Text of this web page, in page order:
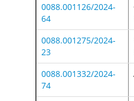
0088.001126/2024-
64
0088.001275/2024-
23
0088.001332/2024-
74